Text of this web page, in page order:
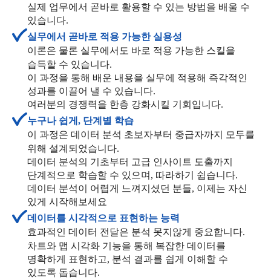
실제 업무에서 곧바로 활용할 수 있는 방법을 배울 수
있습니다.
실무에서 곧바로 적용 가능한 실용성
이론은 물론 실무에서도 바로 적용 가능한 스킬을
습득할 수 있습니다.
이 과정을 통해 배운 내용을 실무에 적용해 즉각적인
성과를 이끌어 낼 수 있습니다.
여러분의 경쟁력을 한층 강화시킬 기회입니다.
누구나 쉽게, 단계별 학습
이 과정은 데이터 분석 초보자부터 중급자까지 모두를
위해 설계되었습니다.
데이터 분석의 기초부터 고급 인사이트 도출까지
단계적으로 학습할 수 있으며, 따라하기 쉽습니다.
데이터 분석이 어렵게 느껴지셨던 분들, 이제는 자신
있게 시작해보세요
데이터를 시각적으로 표현하는 능력
효과적인 데이터 전달은 분석 못지않게 중요합니다.
차트와 맵 시각화 기능을 통해 복잡한 데이터를
명확하게 표현하고, 분석 결과를 쉽게 이해할 수
있도록 돕습니다.